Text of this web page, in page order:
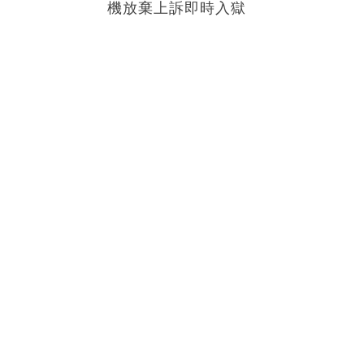
機放棄上訴即時入獄